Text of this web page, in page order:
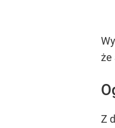
że
Z